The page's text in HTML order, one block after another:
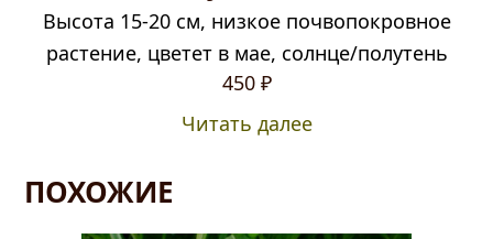
Высота 15-20 см, низкое почвопокровное
растение, цветет в мае, солнце/полутень
450 ₽
Читать далее
ПОХОЖИЕ